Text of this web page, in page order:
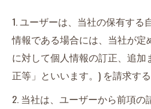
1. ユーザーは、当社の保有する
情報である場合には、当社が定
に対して個人情報の訂正、追
正等」といいます。) を請求す
2. 当社は、ユーザーから前項